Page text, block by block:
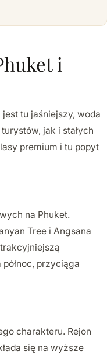
i
tu jaśniejszy, woda
jak i stałych
premium i tu popyt
na Phuket.
Tree i Angsana
przyciąga
charakteru. Rejon
się na wyższe